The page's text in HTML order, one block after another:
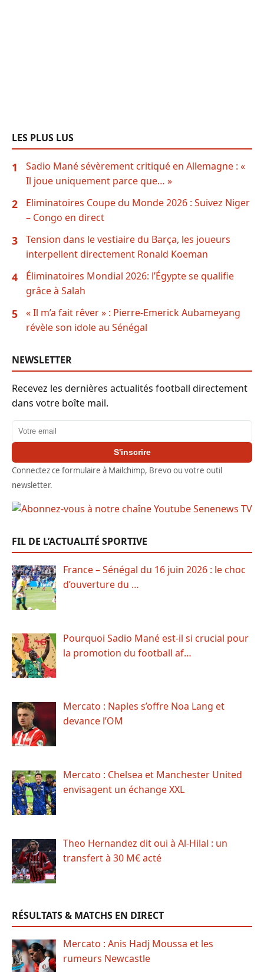
LES PLUS LUS
1
Sadio Mané sévèrement critiqué en Allemagne : «
Il joue uniquement parce que… »
2
Eliminatoires Coupe du Monde 2026 : Suivez Niger
– Congo en direct
3
Tension dans le vestiaire du Barça, les joueurs
interpellent directement Ronald Koeman
4
Éliminatoires Mondial 2026: l’Égypte se qualifie
grâce à Salah
5
« Il m’a fait rêver » : Pierre-Emerick Aubameyang
révèle son idole au Sénégal
NEWSLETTER
Recevez les dernières actualités football directement
dans votre boîte mail.
Adresse email
S'inscrire
Connectez ce formulaire à Mailchimp, Brevo ou votre outil
newsletter.
FIL DE L’ACTUALITÉ SPORTIVE
France – Sénégal du 16 juin 2026 : le choc
d’ouverture du …
Pourquoi Sadio Mané est-il si crucial pour
la promotion du football af…
Mercato : Naples s’offre Noa Lang et
devance l’OM
Mercato : Chelsea et Manchester United
envisagent un échange XXL
Theo Hernandez dit oui à Al-Hilal : un
transfert à 30 M€ acté
RÉSULTATS & MATCHS EN DIRECT
Mercato : Anis Hadj Moussa et les
rumeurs Newcastle